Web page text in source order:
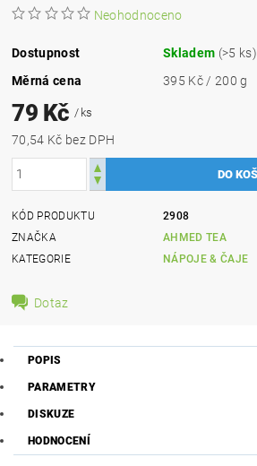
Neohodnoceno
Dostupnost Skladem (>5 ks)
Měrná cena
395 Kč / 200 g
79 Kč/ ks
70,54 Kč bez DPH
KÓD PRODUKTU
2908
ZNAČKA
AHMED TEA
KATEGORIE
NÁPOJE & ČAJE
Dotaz
POPIS
PARAMETRY
DISKUZE
HODNOCENÍ